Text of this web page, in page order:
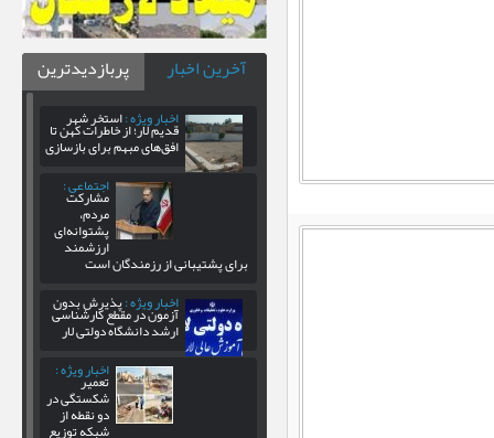
آخرین اخبار پربازدیدترین
اخبار ویژه :استخر شهر
قدیم لار؛ از خاطرات کهن تا
افق‌های مبهم برای بازسازی
اجتماعی :
مشارکت
مردم،
پشتوانه‌ای
ارزشمندبرای پشتیبانی از رزمندگان است
اخبار ویژه :پذیرش بدون
آزمون در مقطع کارشناسی
ارشد دانشگاه دولتی لار
اخبار ویژه :
تعمیر
شکستگی در
دو نقطه از